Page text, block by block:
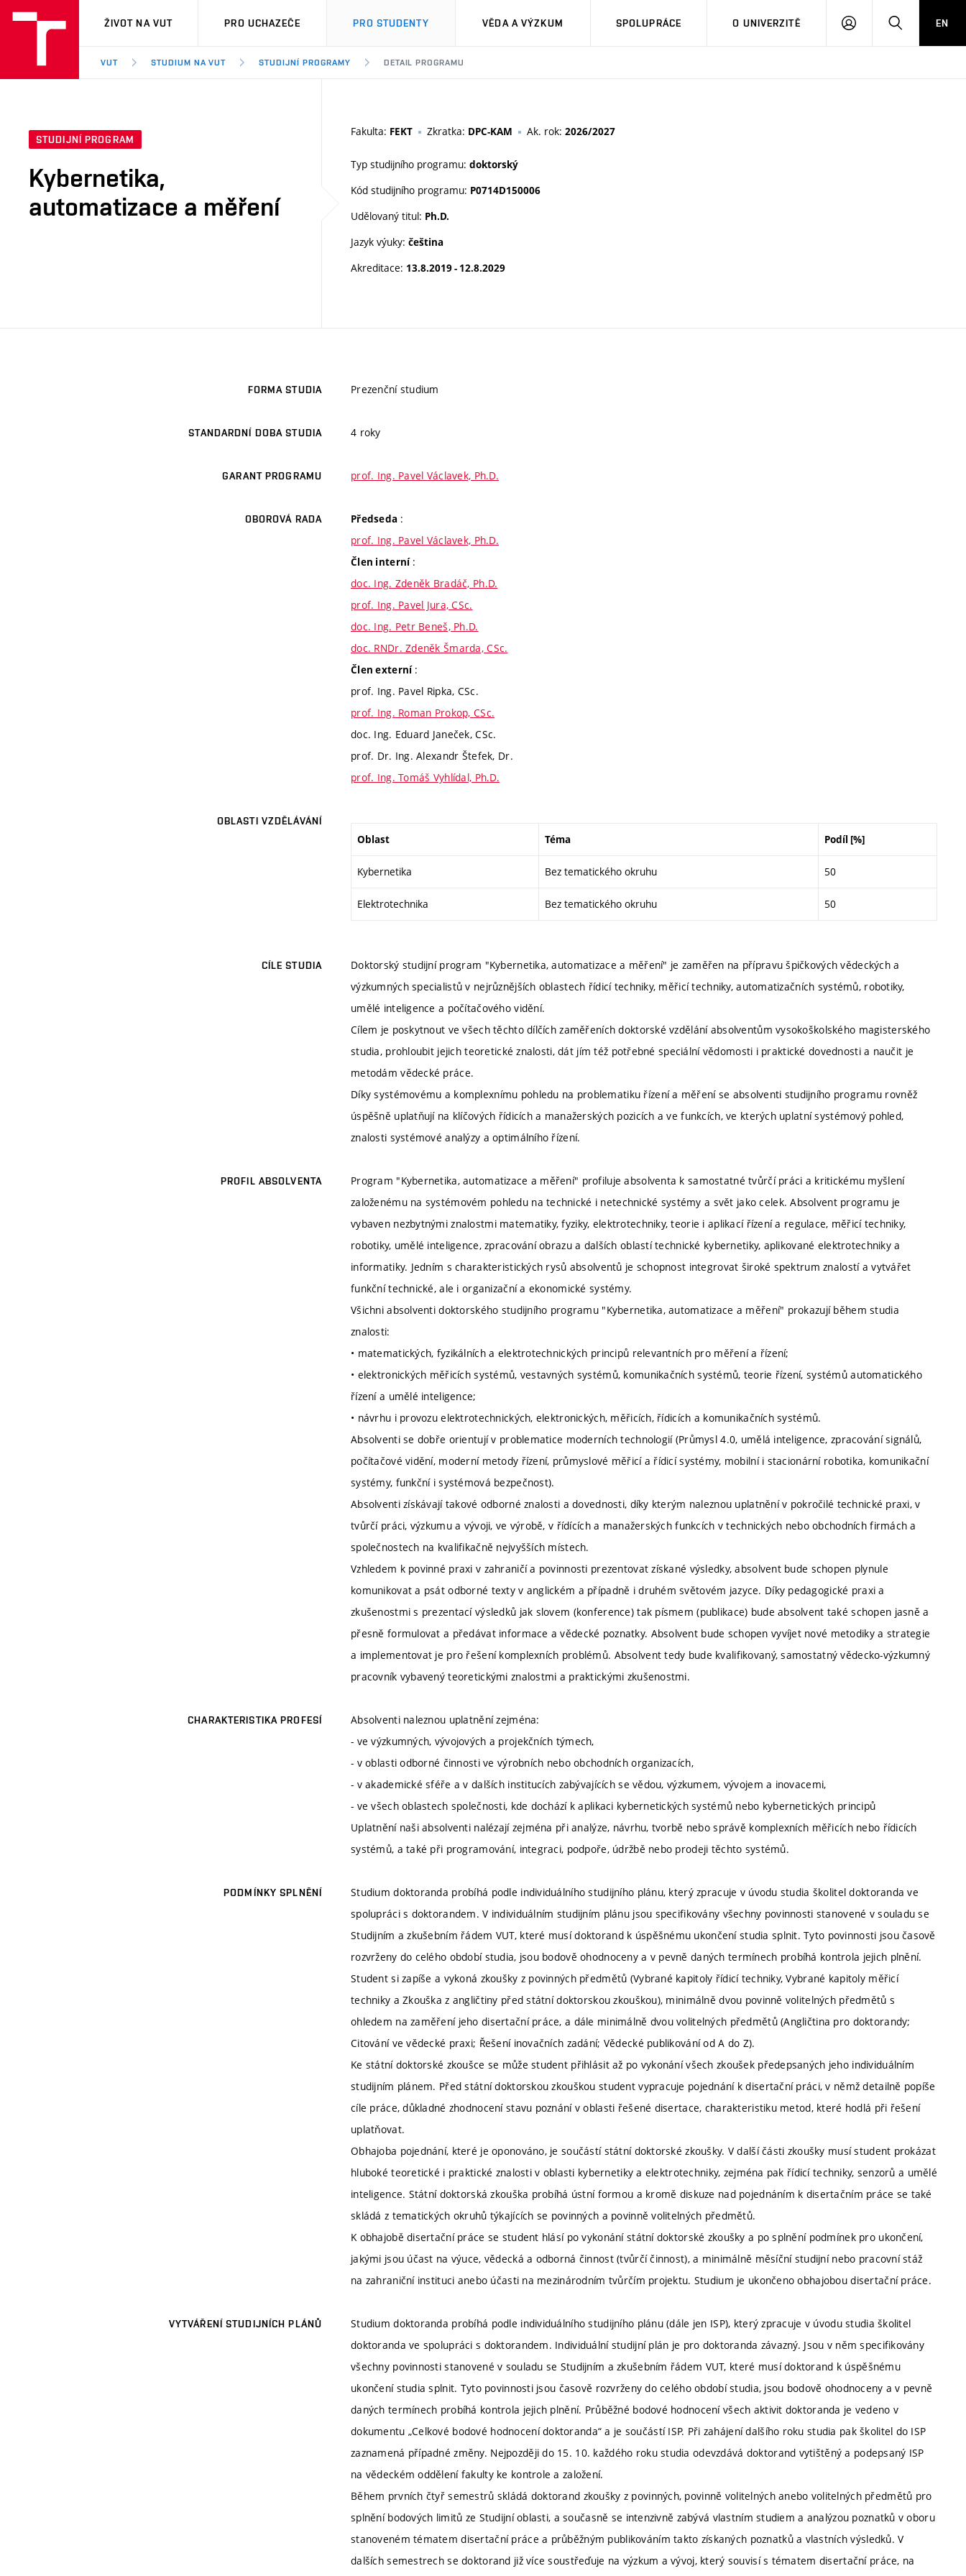
VUT
ŽIVOT NA VUT PRO UCHAZEČE PRO STUDENTY VĚDA A VÝZKUM SPOLUPRÁCE O UNIVERZITĚ
PŘIHLÁSIT HLEDATEN
VUT STUDIUM NA VUT STUDIJNÍ PROGRAMY DETAIL PROGRAMU
STUDIJNÍ PROGRAM
Kybernetika,
automatizace a měření
Fakulta: FEKT Zkratka: DPC-KAM Ak. rok: 2026/2027
Typ studijního programu: doktorský
Kód studijního programu: P0714D150006
Udělovaný titul: Ph.D.
Jazyk výuky: čeština
Akreditace: 13.8.2019 - 12.8.2029
FORMA STUDIA Prezenční studium
STANDARDNÍ DOBA STUDIA 4 roky
GARANT PROGRAMU prof. Ing. Pavel Václavek, Ph.D.
OBOROVÁ RADA Předseda :
prof. Ing. Pavel Václavek, Ph.D.
Člen interní :
doc. Ing. Zdeněk Bradáč, Ph.D.
prof. Ing. Pavel Jura, CSc.
doc. Ing. Petr Beneš, Ph.D.
doc. RNDr. Zdeněk Šmarda, CSc.
Člen externí :
prof. Ing. Pavel Ripka, CSc.
prof. Ing. Roman Prokop, CSc.
doc. Ing. Eduard Janeček, CSc.
prof. Dr. Ing. Alexandr Štefek, Dr.
prof. Ing. Tomáš Vyhlídal, Ph.D.
OBLASTI VZDĚLÁVÁNÍ
Oblast Téma Podíl [%]
Kybernetika Bez tematického okruhu 50
Elektrotechnika Bez tematického okruhu 50
CÍLE STUDIA
Doktorský studijní program "Kybernetika, automatizace a měření" je zaměřen na přípravu špičkových vědeckých a
výzkumných specialistů v nejrůznějších oblastech řídicí techniky, měřicí techniky, automatizačních systémů, robotiky,
umělé inteligence a počítačového vidění.
Cílem je poskytnout ve všech těchto dílčích zaměřeních doktorské vzdělání absolventům vysokoškolského magisterského
studia, prohloubit jejich teoretické znalosti, dát jím též potřebné speciální vědomosti i praktické dovednosti a naučit je
metodám vědecké práce.
Díky systémovému a komplexnímu pohledu na problematiku řízení a měření se absolventi studijního programu rovněž
úspěšně uplatňují na klíčových řídicích a manažerských pozicích a ve funkcích, ve kterých uplatní systémový pohled,
znalosti systémové analýzy a optimálního řízení.
PROFIL ABSOLVENTA
Program "Kybernetika, automatizace a měření" profiluje absolventa k samostatné tvůrčí práci a kritickému myšlení
založenému na systémovém pohledu na technické i netechnické systémy a svět jako celek. Absolvent programu je
vybaven nezbytnými znalostmi matematiky, fyziky, elektrotechniky, teorie i aplikací řízení a regulace, měřicí techniky,
robotiky, umělé inteligence, zpracování obrazu a dalších oblastí technické kybernetiky, aplikované elektrotechniky a
informatiky. Jedním s charakteristických rysů absolventů je schopnost integrovat široké spektrum znalostí a vytvářet
funkční technické, ale i organizační a ekonomické systémy.
Všichni absolventi doktorského studijního programu "Kybernetika, automatizace a měření" prokazují během studia
znalosti:
• matematických, fyzikálních a elektrotechnických principů relevantních pro měření a řízení;
• elektronických měřicích systémů, vestavných systémů, komunikačních systémů, teorie řízení, systémů automatického
řízení a umělé inteligence;
• návrhu i provozu elektrotechnických, elektronických, měřicích, řídicích a komunikačních systémů.
Absolventi se dobře orientují v problematice moderních technologií (Průmysl 4.0, umělá inteligence, zpracování signálů,
počítačové vidění, moderní metody řízení, průmyslové měřicí a řídicí systémy, mobilní i stacionární robotika, komunikační
systémy, funkční i systémová bezpečnost).
Absolventi získávají takové odborné znalosti a dovednosti, díky kterým naleznou uplatnění v pokročilé technické praxi, v
tvůrčí práci, výzkumu a vývoji, ve výrobě, v řídících a manažerských funkcích v technických nebo obchodních firmách a
společnostech na kvalifikačně nejvyšších místech.
Vzhledem k povinné praxi v zahraničí a povinnosti prezentovat získané výsledky, absolvent bude schopen plynule
komunikovat a psát odborné texty v anglickém a případně i druhém světovém jazyce. Díky pedagogické praxi a
zkušenostmi s prezentací výsledků jak slovem (konference) tak písmem (publikace) bude absolvent také schopen jasně a
přesně formulovat a předávat informace a vědecké poznatky. Absolvent bude schopen vyvíjet nové metodiky a strategie
a implementovat je pro řešení komplexních problémů. Absolvent tedy bude kvalifikovaný, samostatný vědecko-výzkumný
pracovník vybavený teoretickými znalostmi a praktickými zkušenostmi.
CHARAKTERISTIKA PROFESÍ
Absolventi naleznou uplatnění zejména:
- ve výzkumných, vývojových a projekčních týmech,
- v oblasti odborné činnosti ve výrobních nebo obchodních organizacích,
- v akademické sféře a v dalších institucích zabývajících se vědou, výzkumem, vývojem a inovacemi,
- ve všech oblastech společnosti, kde dochází k aplikaci kybernetických systémů nebo kybernetických principů
Uplatnění naši absolventi nalézají zejména při analýze, návrhu, tvorbě nebo správě komplexních měřicích nebo řídicích
systémů, a také při programování, integraci, podpoře, údržbě nebo prodeji těchto systémů.
PODMÍNKY SPLNĚNÍ
Studium doktoranda probíhá podle individuálního studijního plánu, který zpracuje v úvodu studia školitel doktoranda ve
spolupráci s doktorandem. V individuálním studijním plánu jsou specifikovány všechny povinnosti stanovené v souladu se
Studijním a zkušebním řádem VUT, které musí doktorand k úspěšnému ukončení studia splnit. Tyto povinnosti jsou časově
rozvrženy do celého období studia, jsou bodově ohodnoceny a v pevně daných termínech probíhá kontrola jejich plnění.
Student si zapíše a vykoná zkoušky z povinných předmětů (Vybrané kapitoly řídicí techniky, Vybrané kapitoly měřicí
techniky a Zkouška z angličtiny před státní doktorskou zkouškou), minimálně dvou povinně volitelných předmětů s
ohledem na zaměření jeho disertační práce, a dále minimálně dvou volitelných předmětů (Angličtina pro doktorandy;
Citování ve vědecké praxi; Řešení inovačních zadání; Vědecké publikování od A do Z).
Ke státní doktorské zkoušce se může student přihlásit až po vykonání všech zkoušek předepsaných jeho individuálním
studijním plánem. Před státní doktorskou zkouškou student vypracuje pojednání k disertační práci, v němž detailně popíše
cíle práce, důkladné zhodnocení stavu poznání v oblasti řešené disertace, charakteristiku metod, které hodlá při řešení
uplatňovat.
Obhajoba pojednání, které je oponováno, je součástí státní doktorské zkoušky. V další části zkoušky musí student prokázat
hluboké teoretické i praktické znalosti v oblasti kybernetiky a elektrotechniky, zejména pak řídicí techniky, senzorů a umělé
inteligence. Státní doktorská zkouška probíhá ústní formou a kromě diskuze nad pojednáním k disertačním práce se také
skládá z tematických okruhů týkajících se povinných a povinně volitelných předmětů.
K obhajobě disertační práce se student hlásí po vykonání státní doktorské zkoušky a po splnění podmínek pro ukončení,
jakými jsou účast na výuce, vědecká a odborná činnost (tvůrčí činnost), a minimálně měsíční studijní nebo pracovní stáž
na zahraniční instituci anebo účasti na mezinárodním tvůrčím projektu. Studium je ukončeno obhajobou disertační práce.
VYTVÁŘENÍ STUDIJNÍCH PLÁNŮ
Studium doktoranda probíhá podle individuálního studijního plánu (dále jen ISP), který zpracuje v úvodu studia školitel
doktoranda ve spolupráci s doktorandem. Individuální studijní plán je pro doktoranda závazný. Jsou v něm specifikovány
všechny povinnosti stanovené v souladu se Studijním a zkušebním řádem VUT, které musí doktorand k úspěšnému
ukončení studia splnit. Tyto povinnosti jsou časově rozvrženy do celého období studia, jsou bodově ohodnoceny a v pevně
daných termínech probíhá kontrola jejich plnění. Průběžné bodové hodnocení všech aktivit doktoranda je vedeno v
dokumentu „Celkové bodové hodnocení doktoranda“ a je součástí ISP. Při zahájení dalšího roku studia pak školitel do ISP
zaznamená případné změny. Nejpozději do 15. 10. každého roku studia odevzdává doktorand vytištěný a podepsaný ISP
na vědeckém oddělení fakulty ke kontrole a založení.
Během prvních čtyř semestrů skládá doktorand zkoušky z povinných, povinně volitelných anebo volitelných předmětů pro
splnění bodových limitů ze Studijní oblasti, a současně se intenzivně zabývá vlastním studiem a analýzou poznatků v oboru
stanoveném tématem disertační práce a průběžným publikováním takto získaných poznatků a vlastních výsledků. V
dalších semestrech se doktorand již více soustřeďuje na výzkum a vývoj, který souvisí s tématem disertační práce, na